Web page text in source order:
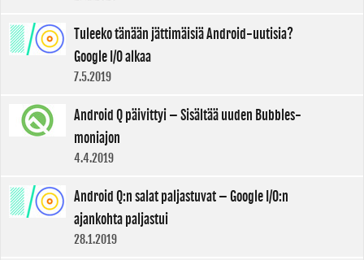
Tuleeko tänään jättimäisiä Android-uutisia?
Google I/O alkaa
7.5.2019
Android Q päivittyi – Sisältää uuden Bubbles-
moniajon
4.4.2019
Android Q:n salat paljastuvat – Google I/O:n
ajankohta paljastui
28.1.2019